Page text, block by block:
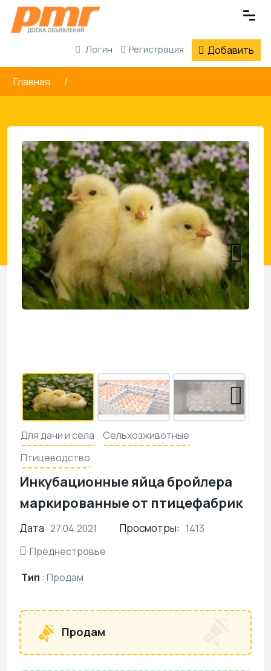
Логин Регистрация Добавить
Главная
Для дачи и села
Сельхозживотные
Птицеводство
Инкубационные яйца бройлера
маркированные от птицефабрик
Дата 27.04.2021 Просмотры: 1413
Преднестровье
Тип : Продам
Продам